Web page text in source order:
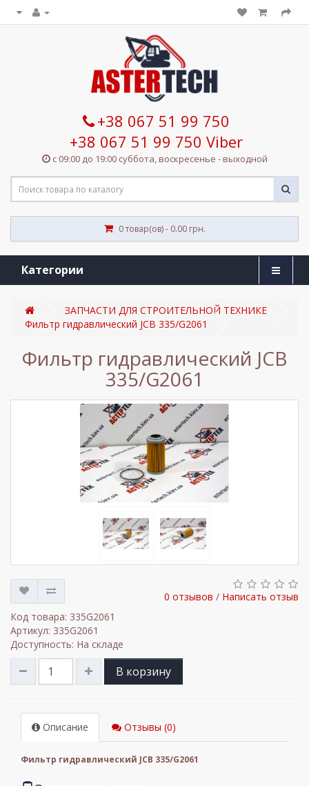
+38 067 51 99 750
+38 067 51 99 750 Viber
с 09:00 до 19:00 суббота, воскресенье - выходной
0 товар(ов) - 0.00 грн.
Категории
ЗАПЧАСТИ ДЛЯ СТРОИТЕЛЬНОЙ ТЕХНИКЕ
Фильтр гидравлический JCB 335/G2061
Фильтр гидравлический JCB
335/G2061
0 отзывов / Написать отзыв
Код товара: 335G2061
Артикул: 335G2061
Доступность: На складе
В корзину
Описание Отзывы (0)
Фильтр гидравлический JCB 335/G2061